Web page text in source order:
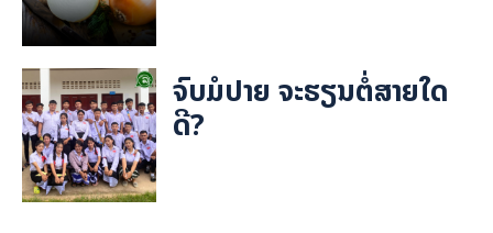
ຈົບມໍປາຍ ຈະຮຽນຕໍ່ສາຍໃດ
ດີ?